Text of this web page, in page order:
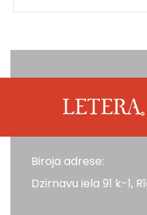
Biroja adrese:
Dzirnavu iela 91 k-1,